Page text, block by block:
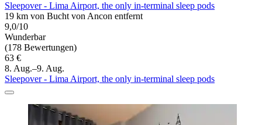
Sleepover - Lima Airport, the only in-terminal sleep pods
19 km von Bucht von Ancon entfernt
9,0/10
Wunderbar
(178 Bewertungen)
63 €
8. Aug.–9. Aug.
Sleepover - Lima Airport, the only in-terminal sleep pods